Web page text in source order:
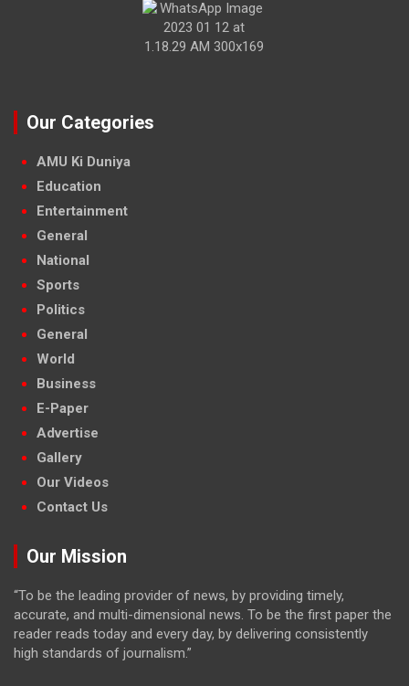
Our Categories
AMU Ki Duniya
Education
Entertainment
General
National
Sports
Politics
General
World
Business
E-Paper
Advertise
Gallery
Our Videos
Contact Us
Our Mission
“To be the leading provider of news, by providing timely,
accurate, and multi-dimensional news. To be the first paper the
reader reads today and every day, by delivering consistently
high standards of journalism.”